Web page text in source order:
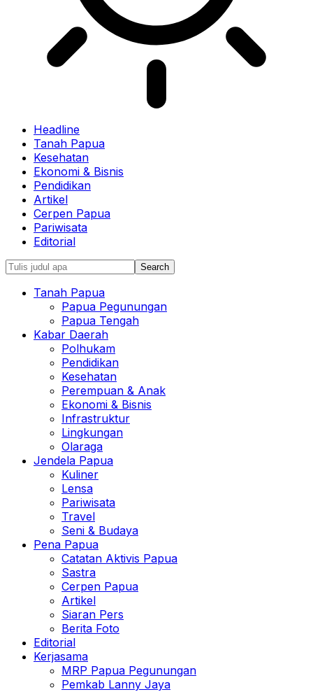
Headline
Tanah Papua
Kesehatan
Ekonomi & Bisnis
Pendidikan
Artikel
Cerpen Papua
Pariwisata
Editorial
Tanah Papua
Papua Pegunungan
Papua Tengah
Kabar Daerah
Polhukam
Pendidikan
Kesehatan
Perempuan & Anak
Ekonomi & Bisnis
Infrastruktur
Lingkungan
Olaraga
Jendela Papua
Kuliner
Lensa
Pariwisata
Travel
Seni & Budaya
Pena Papua
Catatan Aktivis Papua
Sastra
Cerpen Papua
Artikel
Siaran Pers
Berita Foto
Editorial
Kerjasama
MRP Papua Pegunungan
Pemkab Lanny Jaya